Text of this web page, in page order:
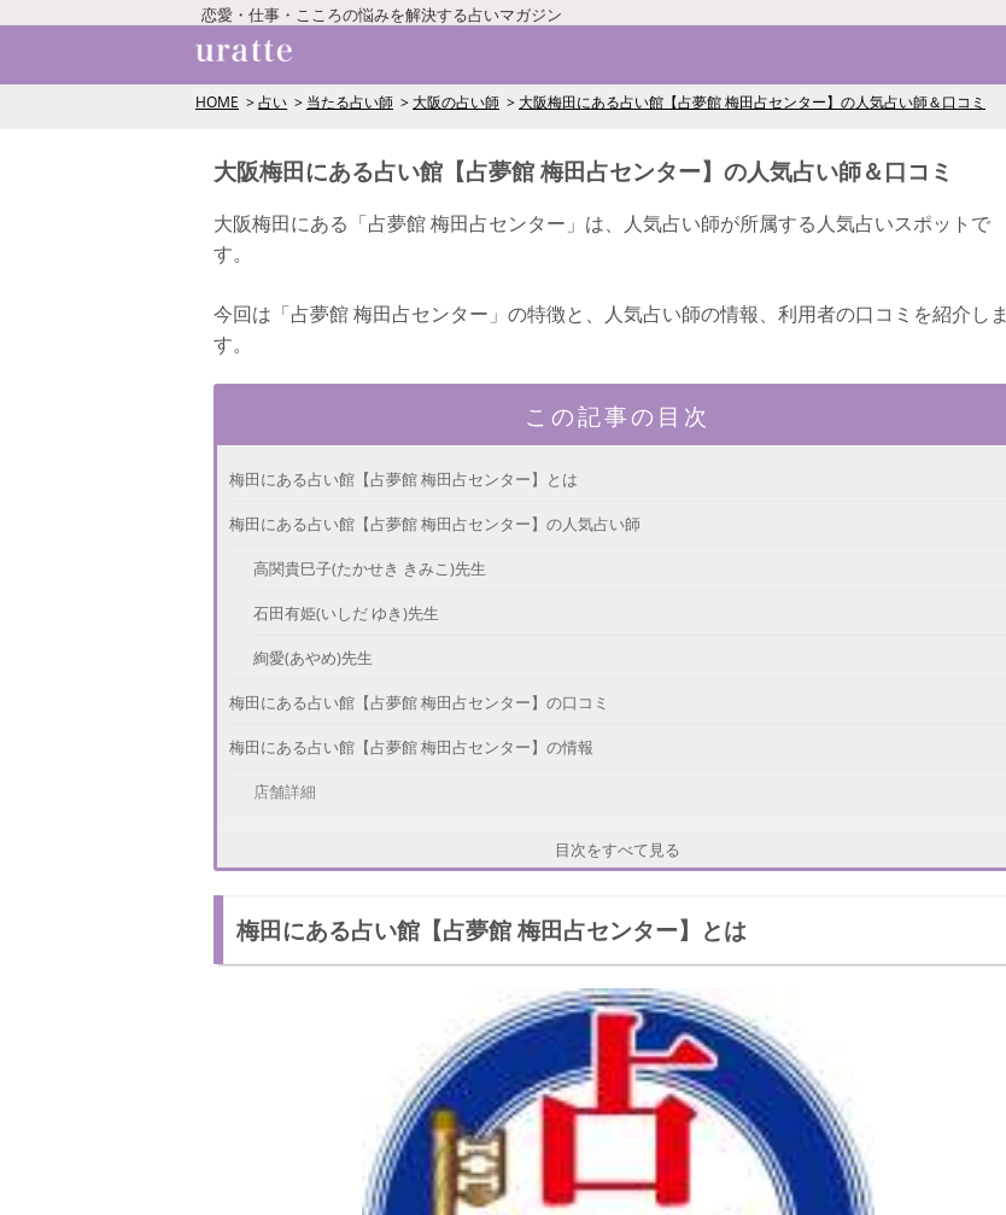
恋愛・仕事・こころの悩みを解決する占いマガジン
HOME 占い 当たる占い師 大阪の占い師 大阪梅田にある占い館【占夢館 梅田占センター】の人気占い師＆口コミ
大阪梅田にある占い館【占夢館 梅田占センター】の人気占い師＆口コミ
大阪梅田にある「占夢館 梅田占センター」は、人気占い師が所属する人気占いスポットで
す。
今回は「占夢館 梅田占センター」の特徴と、人気占い師の情報、利用者の口コミを紹介しま
す。
この記事の目次
梅田にある占い館【占夢館 梅田占センター】とは
梅田にある占い館【占夢館 梅田占センター】の人気占い師
高関貴巳子(たかせき きみこ)先生
石田有姫(いしだ ゆき)先生
絢愛(あやめ)先生
梅田にある占い館【占夢館 梅田占センター】の口コミ
梅田にある占い館【占夢館 梅田占センター】の情報
店舗詳細
目次をすべて見る
梅田にある占い館【占夢館 梅田占センター】とは